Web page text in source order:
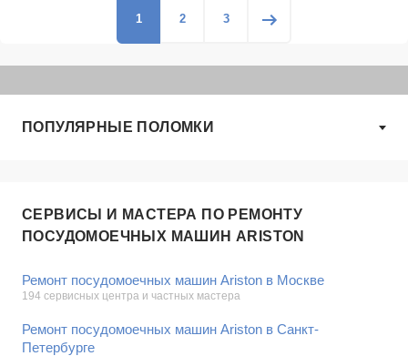
1 2 3
ПОПУЛЯРНЫЕ ПОЛОМКИ
СЕРВИСЫ И МАСТЕРА ПО РЕМОНТУ
ПОСУДОМОЕЧНЫХ МАШИН ARISTON
Ремонт посудомоечных машин Ariston в Москве
194 сервисных центра и частных мастера
Ремонт посудомоечных машин Ariston в Санкт-
Петербурге